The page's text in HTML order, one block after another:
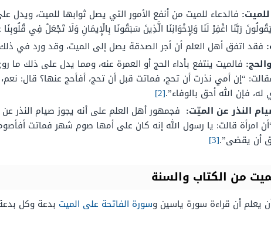
فالدعاء للميت من أنفع الأمور التي يصل ثوابها للميت، ويدل
رَبَّنَا اغْفِرْ لَنَا وَلِإِخْوَانِنَا الَّذِينَ سَبَقُونَا بِالْإِيمَانِ وَلَا تَجْعَلْ فِي
فقد اتفق أهل العلم أن أجر الصدقة يصل إلى الميت، وقد ورد في
فالميت ينتفع بأداء الحج أو العمرة عنه، ومما يدل على ذلك
“إن أمي نذرت أن تحج، فماتت قبل أن تحج، أفأحج عنها؟ قال:
له، فإن الله أحق بالوفاء”.[2]
النذر عن الميّت: فجمهور أهل العلم على أنه يجوز صيام النذر
امرأة قالت: يا رسول الله إنه كان على أمها صوم شهر فماتت
أن يقضى”.[3]
من الكتاب والسنة
يعلم أن قراءة سورة ياسين وسورة الفاتحة على الميت بدعة وكل